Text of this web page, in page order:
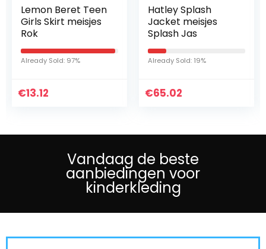
Lemon Beret Teen
Girls Skirt meisjes
Rok
Already Sold: 97%
€13.12
Hatley Splash
Jacket meisjes
Splash Jas
Already Sold: 19%
€65.02
Vandaag de beste
aanbiedingen voor
kinderkleding